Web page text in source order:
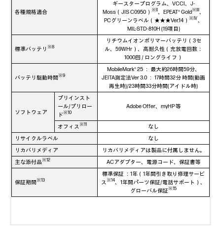
各種規格適合
ギースタープログラム、VCCI、J-
Moss（JIS C0950） ※II、EPEAT® Gold※III、
PCグリーンラベル（★★★Ver.14） ※Ⅳ、
MIL-STD-810H (19項目)
標準バッテリ ※8
リチウムイオンポリマーバッテリ（3セ
ル、59WHr）、高耐久性（充放電回数：
1000回 / ロングライフ）
バッテリ駆動時間※9
MobileMark® 25 ： 最大約26時間59分、
JEITA測定法Ver 3.0 ： 17時間32分 時間(動画
再生時)/23時間33分時間(アイドル時)
ソフトウェア
プリインスト
ール/プリロー
ド※10
Adobe Offer、myHP 等
オフィス※11
なし
リサイクルラベル
なし
リカバリメディア
リカバリメディアは製品に付属しません。
主な添付品※12 ACアダプター、電源コード、保証書等
保証期間※13
標準保証 ：1年（1年間引き取り修理サービ
ス※14、1年間パーツ保証/電話サポート）、
グローバル保証※15